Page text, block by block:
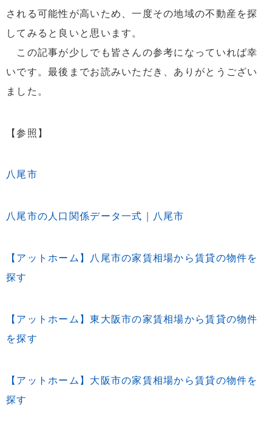
される可能性が高いため、一度その地域の不動産を探
してみると良いと思います。
この記事が少しでも皆さんの参考になっていれば幸
いです。最後までお読みいただき、ありがとうござい
ました。
【参照】
八尾市
八尾市の人口関係データ一式｜八尾市
【アットホーム】八尾市の家賃相場から賃貸の物件を
探す
【アットホーム】東大阪市の家賃相場から賃貸の物件
を探す
【アットホーム】大阪市の家賃相場から賃貸の物件を
探す